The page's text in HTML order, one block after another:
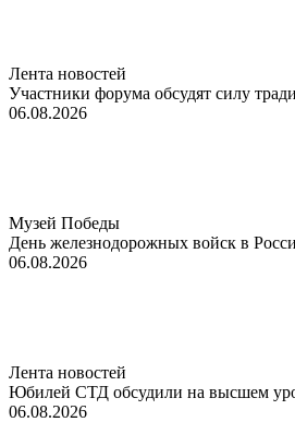
Лента новостей
Участники форума обсудят силу
06.08.2026
Музей Победы
День железнодорожных войск в
06.08.2026
Лента новостей
Юбилей СТД обсудили на высшем
06.08.2026